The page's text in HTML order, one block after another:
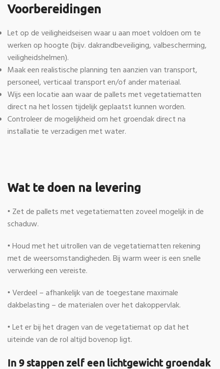
Voorbereidingen
Let op de veiligheidseisen waar u aan moet voldoen om te
werken op hoogte (bijv. dakrandbeveiliging, valbescherming,
veiligheidshelmen).
Maak een realistische planning ten aanzien van transport,
personeel, verticaal transport en/of ander materiaal.
Wijs een locatie aan waar de pallets met vegetatiematten
direct na het lossen tijdelijk geplaatst kunnen worden.
Controleer de mogelijkheid om het groendak direct na
installatie te verzadigen met water.
Wat te doen na levering
• Zet de pallets met vegetatiematten zoveel mogelijk in de
schaduw.
• Houd met het uitrollen van de vegetatiematten rekening
met de weersomstandigheden. Bij warm weer is een snelle
verwerking een vereiste.
• Verdeel – afhankelijk van de toegestane maximale
dakbelasting – de materialen over het dakoppervlak.
• Let er bij het dragen van de vegetatiemat op dat het
uiteinde van de rol altijd bovenop ligt.
In 9 stappen zelf een lichtgewicht groendak